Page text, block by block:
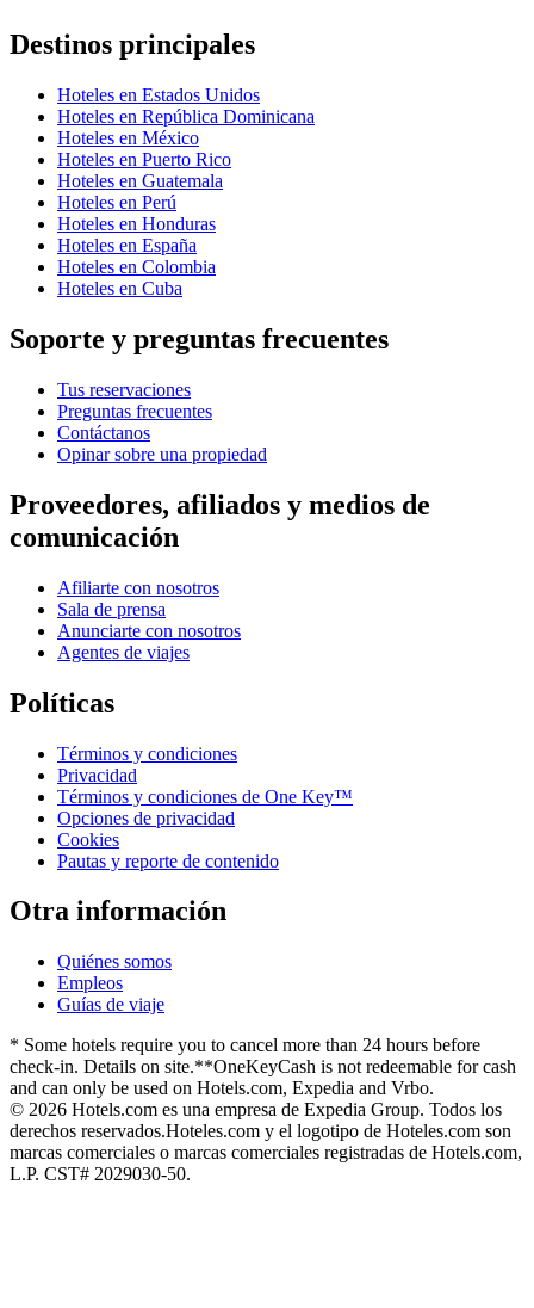
Destinos principales
Hoteles en Estados Unidos
Hoteles en República Dominicana
Hoteles en México
Hoteles en Puerto Rico
Hoteles en Guatemala
Hoteles en Perú
Hoteles en Honduras
Hoteles en España
Hoteles en Colombia
Hoteles en Cuba
Soporte y preguntas frecuentes
Tus reservaciones
Preguntas frecuentes
Contáctanos
Opinar sobre una propiedad
Proveedores, afiliados y medios de
comunicación
Afiliarte con nosotros
Sala de prensa
Anunciarte con nosotros
Agentes de viajes
Políticas
Términos y condiciones
Privacidad
Términos y condiciones de One Key™
Opciones de privacidad
Cookies
Pautas y reporte de contenido
Otra información
Quiénes somos
Empleos
Guías de viaje
* Some hotels require you to cancel more than 24 hours before
check-in. Details on site.**OneKeyCash is not redeemable for cash
and can only be used on Hotels.com, Expedia and Vrbo.
© 2026 Hotels.com es una empresa de Expedia Group. Todos los
derechos reservados.Hoteles.com y el logotipo de Hoteles.com son
marcas comerciales o marcas comerciales registradas de Hotels.com,
L.P. CST# 2029030-50.